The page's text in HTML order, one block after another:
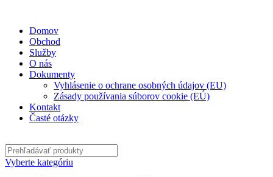
Domov
Obchod
Služby
O nás
Dokumenty
Vyhlásenie o ochrane osobných údajov (EU)
Zásady používania súborov cookie (EÚ)
Kontakt
Časté otázky
Vyberte kategóriu